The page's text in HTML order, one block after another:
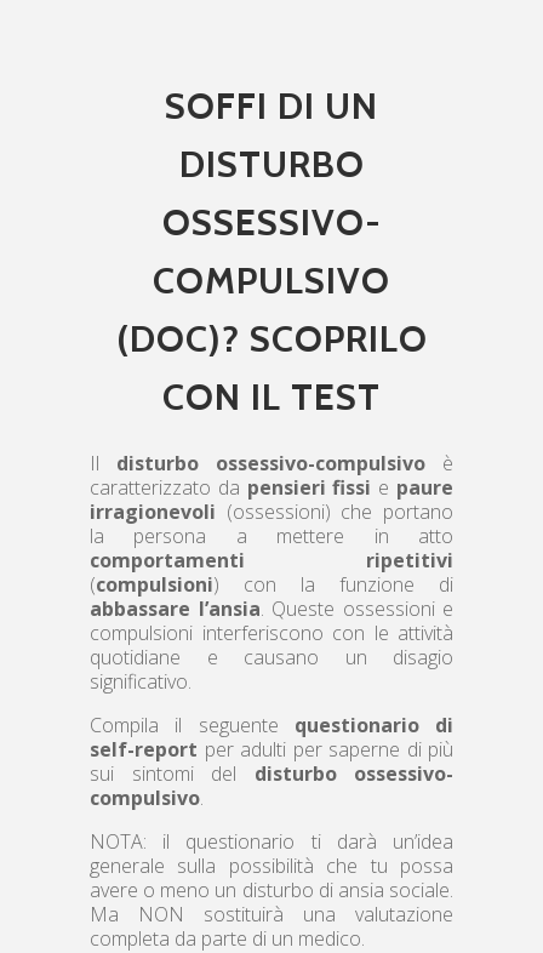
SOFFI DI UN
DISTURBO
OSSESSIVO-
COMPULSIVO
(DOC)? SCOPRILO
CON IL TEST
Il disturbo ossessivo-compulsivo è
caratterizzato da pensieri fissi e paure
irragionevoli (ossessioni) che portano
la persona a mettere in atto
comportamenti ripetitivi
(compulsioni) con la funzione di
abbassare l’ansia. Queste ossessioni e
compulsioni interferiscono con le attività
quotidiane e causano un disagio
significativo.
Compila il seguente questionario di
self-report per adulti per saperne di più
sui sintomi del disturbo ossessivo-
compulsivo.
NOTA: il questionario ti darà un’idea
generale sulla possibilità che tu possa
avere o meno un disturbo di ansia sociale.
Ma NON sostituirà una valutazione
completa da parte di un medico.